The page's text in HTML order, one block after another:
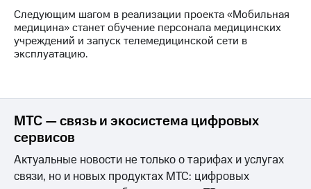
"МТС"
Собрания
акционеров
Личный
Акционерный
Контроль
и
Рынок
акций
Следующим шагом в реализации проекта «Мобильная
медицина» станет обучение персонала медицинских
учреждений и запуск телемедицинской сети в
эксплуатацию.
МТС — связь и экосистема цифровых
сервисов
Актуальные новости не только о тарифах и услугах
связи, но и новых продуктах МТС: цифровых